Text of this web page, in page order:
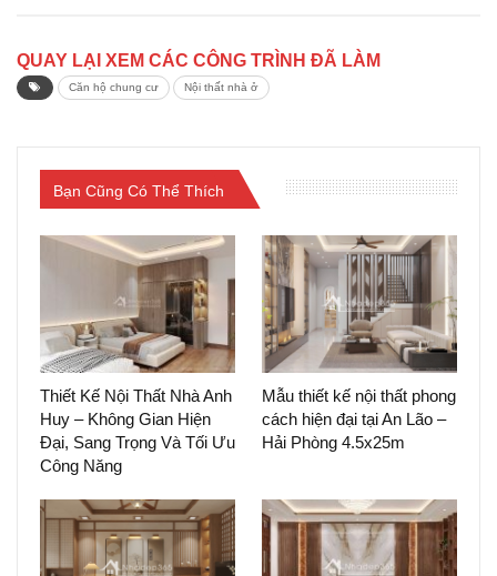
QUAY LẠI XEM CÁC CÔNG TRÌNH ĐÃ LÀM
sibutramineCăn hộ chung cư Nội thất nhà ở
Bạn Cũng Có Thể Thích
Thiết Kế Nội Thất Nhà Anh
Huy – Không Gian Hiện
Đại, Sang Trọng Và Tối Ưu
Công Năng
Mẫu thiết kế nội thất phong
cách hiện đại tại An Lão –
Hải Phòng 4.5x25m